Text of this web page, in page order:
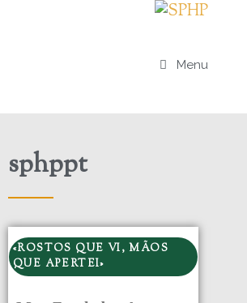
Menu
sphppt
«ROSTOS QUE VI, MÃOS
QUE APERTEI»